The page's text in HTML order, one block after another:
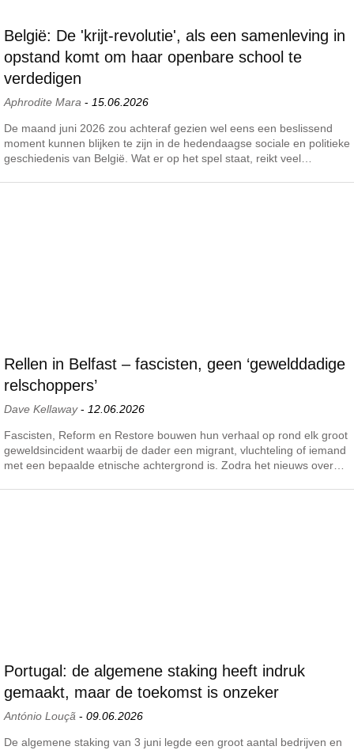
België: De 'krijt-revolutie', als een samenleving in
opstand komt om haar openbare school te
verdedigen
Aphrodite Mara - 15.06.2026
De maand juni 2026 zou achteraf gezien wel eens een beslissend
moment kunnen blijken te zijn in de hedendaagse sociale en politieke
geschiedenis van België. Wat er op het spel staat, reikt veel…
Rellen in Belfast – fascisten, geen ‘gewelddadige
relschoppers’
Dave Kellaway- 12.06.2026
Fascisten, Reform en Restore bouwen hun verhaal op rond elk groot
geweldsincident waarbij de dader een migrant, vluchteling of iemand
met een bepaalde etnische achtergrond is. Zodra het nieuws over…
Portugal: de algemene staking heeft indruk
gemaakt, maar de toekomst is onzeker
António Louçã - 09.06.2026
De algemene staking van 3 juni legde een groot aantal bedrijven en